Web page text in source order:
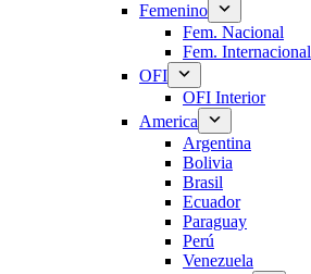
Femenino
Fem. Nacional
Fem. Internacional
OFI
OFI Interior
America
Argentina
Bolivia
Brasil
Ecuador
Paraguay
Perú
Venezuela